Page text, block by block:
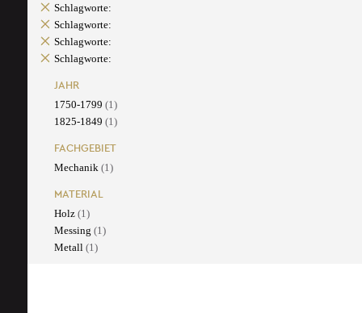
Schlagworte:
Schlagworte:
Schlagworte:
Schlagworte:
JAHR
1750-1799 (1)
1825-1849 (1)
FACHGEBIET
Mechanik (1)
MATERIAL
Holz (1)
Messing (1)
Metall (1)